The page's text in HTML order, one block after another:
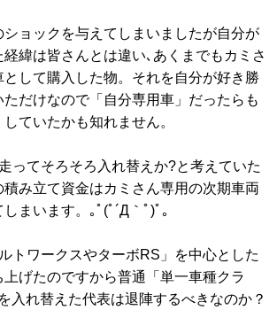
ショックを与えてしまいましたが自分が
緯は皆さんとは違い､あくまでもカミさ
として購入した物。それを自分が好き勝
だけなので「自分専用車」だったらも
ていたかも知れません。
ってそろそろ入れ替えか?と考えていた
積み立て資金はカミさん専用の次期車両
まいます。｡ﾟ(ﾟ´Д｀ﾟ)ﾟ｡
トワークスやターボRS」を中心とした
上げたのですから普通「単一車種クラ
入れ替えた代表は退陣するべきなのか？